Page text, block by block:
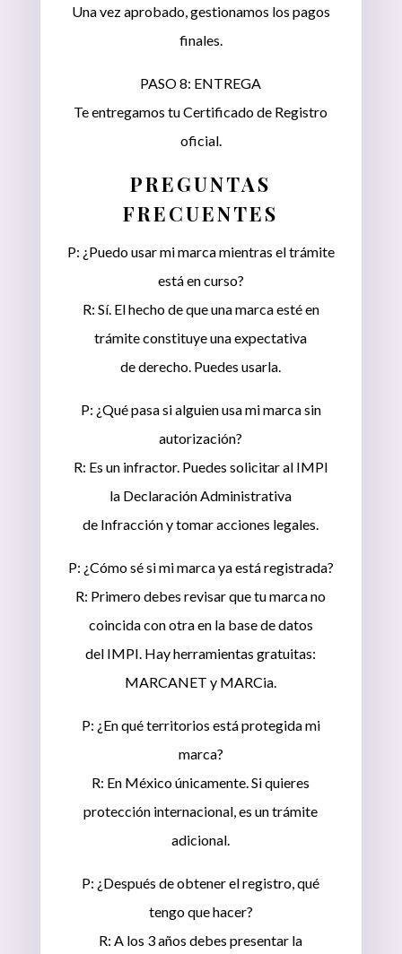
Una vez aprobado, gestionamos los pagos
finales.
PASO 8: ENTREGA
Te entregamos tu Certificado de Registro
oficial.
PREGUNTAS
FRECUENTES
P: ¿Puedo usar mi marca mientras el trámite
está en curso?
R: Sí. El hecho de que una marca esté en
trámite constituye una expectativa
de derecho. Puedes usarla.
P: ¿Qué pasa si alguien usa mi marca sin
autorización?
R: Es un infractor. Puedes solicitar al IMPI
la Declaración Administrativa
de Infracción y tomar acciones legales.
P: ¿Cómo sé si mi marca ya está registrada?
R: Primero debes revisar que tu marca no
coincida con otra en la base de datos
del IMPI. Hay herramientas gratuitas:
MARCANET y MARCia.
P: ¿En qué territorios está protegida mi
marca?
R: En México únicamente. Si quieres
protección internacional, es un trámite
adicional.
P: ¿Después de obtener el registro, qué
tengo que hacer?
R: A los 3 años debes presentar la